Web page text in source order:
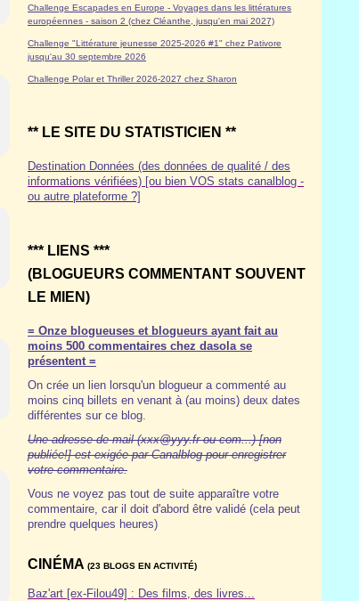
Challenge Escapades en Europe - Voyages dans les littératures
européennes - saison 2 (chez Cléanthe, jusqu'en mai 2027)
Challenge "Littérature jeunesse 2025-2026 #1" chez Pativore
jusqu'au 30 septembre 2026
Challenge Polar et Thriller 2026-2027 chez Sharon
** LE SITE DU STATISTICIEN **
Destination Données (des données de qualité / des
informations vérifiées) [ou bien VOS stats canalblog -
ou autre plateforme ?]
*** LIENS ***
(BLOGUEURS COMMENTANT SOUVENT
LE MIEN)
= Onze blogueuses et blogueurs ayant fait au
moins 500 commentaires chez dasola se
présentent =
On crée un lien lorsqu'un blogueur a commenté au
moins cinq billets en venant à (au moins) deux dates
différentes sur ce blog.
Une adresse de mail (xxx@yyy.fr ou com...) [non
publiée!] est exigée par Canalblog pour enregistrer
votre commentaire.
Vous ne voyez pas tout de suite apparaître votre
commentaire, car il doit d'abord être validé (cela peut
prendre quelques heures)
CINÉMA (23 BLOGS EN ACTIVITÉ)
Baz'art [ex-Filou49] : Des films, des livres...